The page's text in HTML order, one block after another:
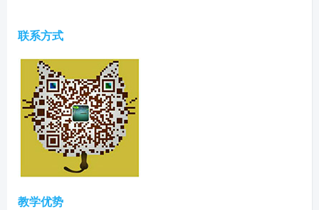
联系方式
教学优势